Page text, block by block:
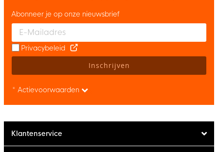
Enter your email and accept the privacy policy to subscribe to
Abonneer je op onze nieuwsbrief
Privacybeleid
Inschrijven
* Actievoorwaarden
Klantenservice